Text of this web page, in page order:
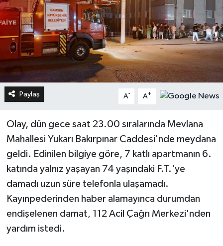
Paylaş A- A+
Olay, dün gece saat 23.00 sıralarında Mevlana
Mahallesi Yukarı Bakırpınar Caddesi'nde meydana
geldi. Edinilen bilgiye göre, 7 katlı apartmanın 6.
katında yalnız yaşayan 74 yaşındaki F.T.'ye
damadı uzun süre telefonla ulaşamadı.
Kayınpederinden haber alamayınca durumdan
endişelenen damat, 112 Acil Çağrı Merkezi'nden
yardım istedi.